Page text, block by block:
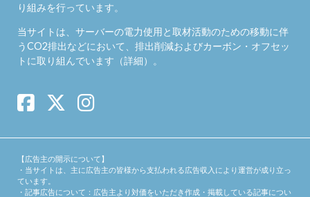
り組みを行っています。
当サイトは、サーバーの電力使用と取材活動のための移動に伴
うCO2排出などにおいて、排出削減およびカーボン・オフセッ
トに取り組んでいます（詳細）。
【広告主の開示について】
・当サイトは、主に広告主の皆様から支払われる広告収入により運営が成り立っ
ています。
・記事広告について：広告主より対価をいただき作成・掲載している記事につい